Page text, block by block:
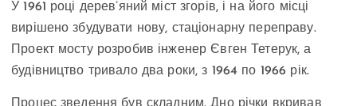
У 1961 році дерев’яний міст згорів, і на його місці
вирішено збудувати нову, стаціонарну переправу.
Проект мосту розробив інженер Євген Тетерук, а
будівництво тривало два роки, з 1964 по 1966 рік.